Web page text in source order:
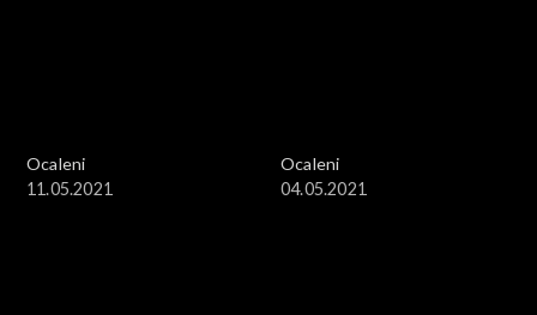
Ocaleni
11.05.2021
Ocaleni
04.05.2021